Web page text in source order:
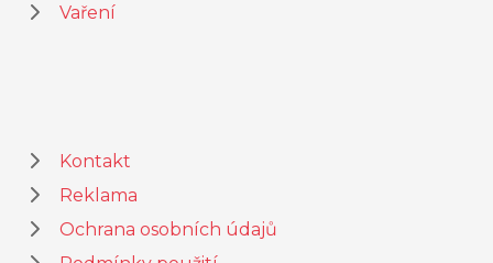
Vaření
Kontakt
Reklama
Ochrana osobních údajů